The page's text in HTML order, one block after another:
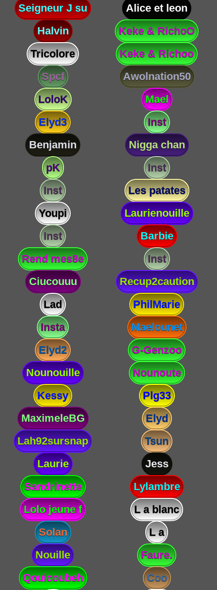
Seigneur J su
Alice et leon
Halvin
Keke & RichoO
Tricolore
Keke & Richoo
Spcf
Awolnation50
LoloK
Mael
Elyd3
Inst
Benjamin
Nigga chan
pK
Inst
Inst
Les patates
Youpi
Laurienouille
Inst
Barbie
Rend mes8e
Inst
Ciucouuu
Recup2caution
Lad
PhilMarie
Insta
Maelounet
Elyd2
G-Genzoo
Nounouille
Nounoute
Kessy
Plg33
MaximeleBG
Elyd
Lah92sursnap
Tsun
Laurie
Jess
Sandrinette
Lylambre
Lolo jeune f
L a blanc
Solan
L a
Nouille
Faure.
Qouicoubeh
Coo